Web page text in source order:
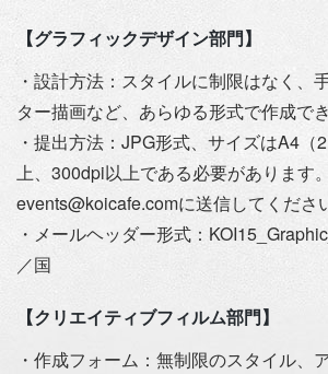
【グラフィックデザイン部門】
・設計方法：スタイルに制限はなく、
ター描画など、あらゆる形式で作成でき
・提出方法：JPG形式、サイズはA4（
上、300dpi以上である必要があります
events@koicafe.comに送信してくださ
・メールヘッダー形式：
／国
【クリエイティブフィルム部門】
・作成フォーム：無制限のスタイル、